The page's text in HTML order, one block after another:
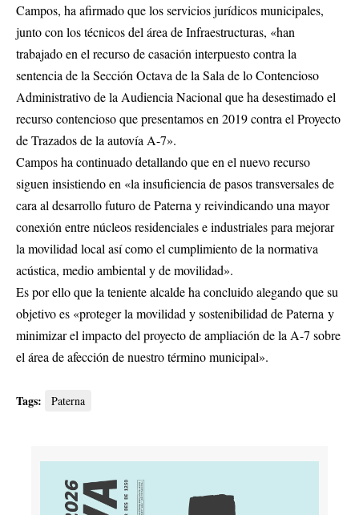
Campos, ha afirmado que los servicios jurídicos municipales,
junto con los técnicos del área de Infraestructuras, «han
trabajado en el recurso de casación interpuesto contra la
sentencia de la Sección Octava de la Sala de lo Contencioso
Administrativo de la Audiencia Nacional que ha desestimado el
recurso contencioso que presentamos en 2019 contra el Proyecto
de Trazados de la autovía A-7».
Campos ha continuado detallando que en el nuevo recurso
siguen insistiendo en «la insuficiencia de pasos transversales de
cara al desarrollo futuro de Paterna y reivindicando una mayor
conexión entre núcleos residenciales e industriales para mejorar
la movilidad local así como el cumplimiento de la normativa
acústica, medio ambiental y de movilidad».
Es por ello que la teniente alcalde ha concluido alegando que su
objetivo es «proteger la movilidad y sostenibilidad de Paterna y
minimizar el impacto del proyecto de ampliación de la A-7 sobre
el área de afección de nuestro término municipal».
Tags: Paterna